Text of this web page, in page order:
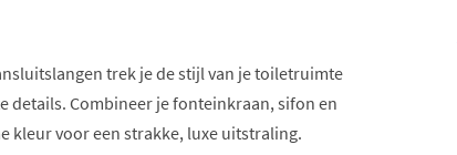
trek je de stijl van je toiletruimte
details. Combineer je fonteinkraan, sifon en
kleur voor een strakke, luxe uitstraling.